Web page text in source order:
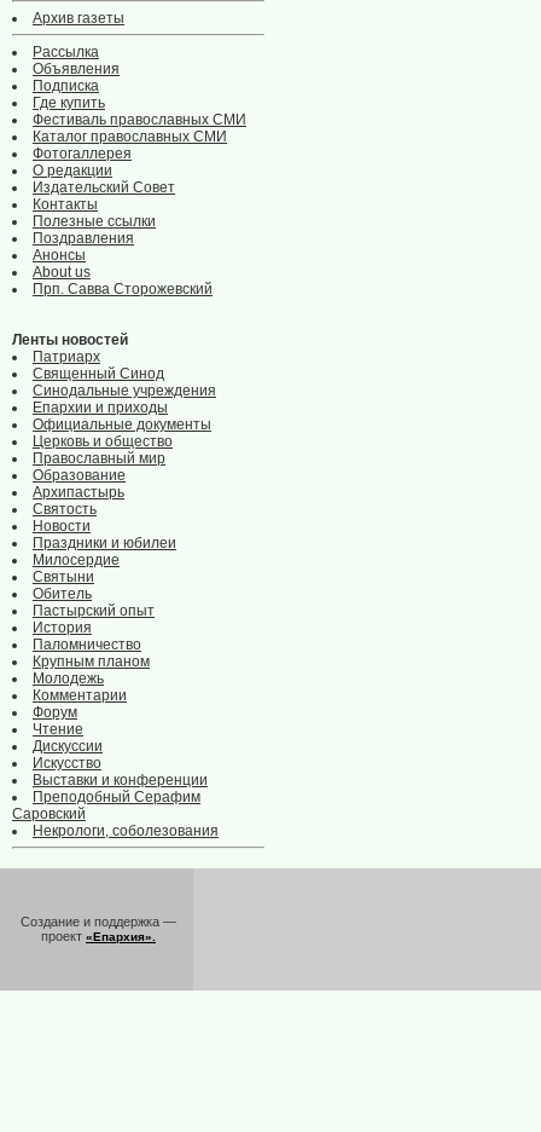
Архив газеты
Рассылка
Объявления
Подписка
Где купить
Фестиваль православных СМИ
Каталог православных СМИ
Фотогаллерея
О редакции
Издательский Совет
Контакты
Полезные ссылки
Поздравления
Анонсы
About us
Прп. Савва Сторожевский
Ленты новостей
Патриарх
Священный Синод
Синодальные учреждения
Епархии и приходы
Официальные документы
Церковь и общество
Православный мир
Образование
Архипастырь
Святость
Новости
Праздники и юбилеи
Милосердие
Святыни
Обитель
Пастырский опыт
История
Паломничество
Крупным планом
Молодежь
Комментарии
Форум
Чтение
Дискуссии
Искусство
Выставки и конференции
Преподобный Серафим
Саровский
Некрологи, соболезования
Создание и поддержка —
проект «Епархия».